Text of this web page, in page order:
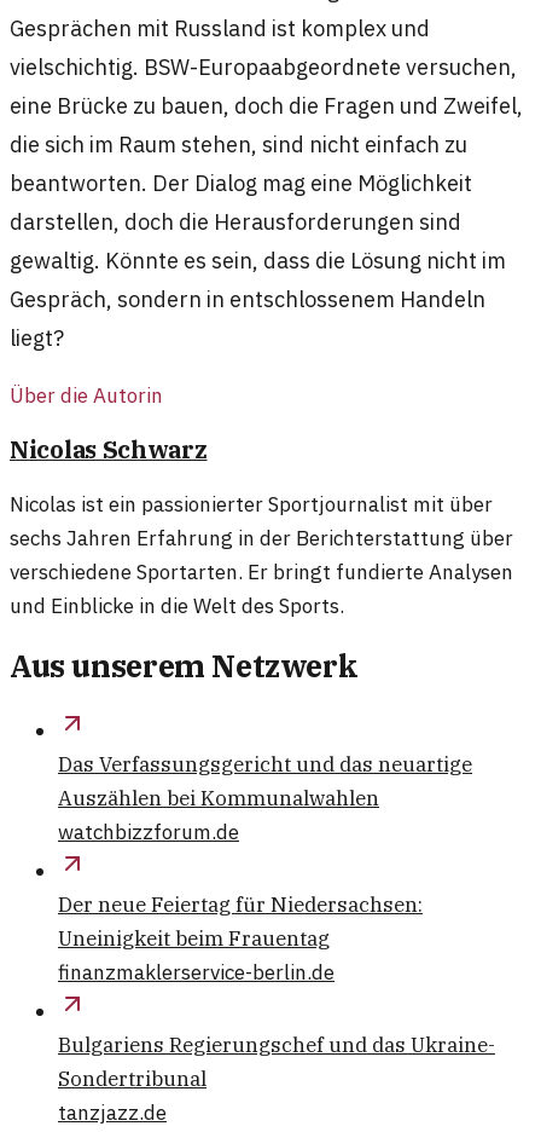
Gesprächen mit Russland ist komplex und
vielschichtig. BSW-Europaabgeordnete versuchen,
eine Brücke zu bauen, doch die Fragen und Zweifel,
die sich im Raum stehen, sind nicht einfach zu
beantworten. Der Dialog mag eine Möglichkeit
darstellen, doch die Herausforderungen sind
gewaltig. Könnte es sein, dass die Lösung nicht im
Gespräch, sondern in entschlossenem Handeln
liegt?
Über die Autorin
Nicolas Schwarz
Nicolas ist ein passionierter Sportjournalist mit über
sechs Jahren Erfahrung in der Berichterstattung über
verschiedene Sportarten. Er bringt fundierte Analysen
und Einblicke in die Welt des Sports.
Aus unserem Netzwerk
Das Verfassungsgericht und das neuartige
Auszählen bei Kommunalwahlen
watchbizzforum.de
Der neue Feiertag für Niedersachsen:
Uneinigkeit beim Frauentag
finanzmaklerservice-berlin.de
Bulgariens Regierungschef und das Ukraine-
Sondertribunal
tanzjazz.de